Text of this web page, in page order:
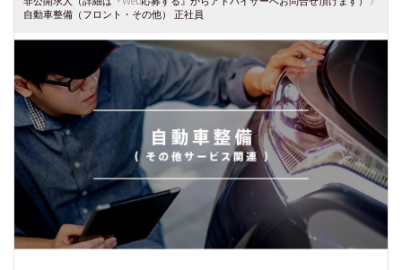
自動車整備（フロント・その他） 正社員